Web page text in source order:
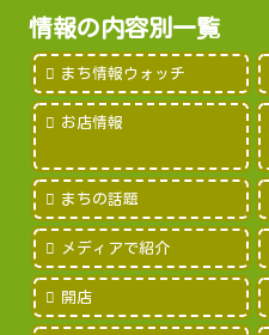
情報の内容別一覧
まち情報ウォッチ
お店情報
まちの話題
メディアで紹介
開店